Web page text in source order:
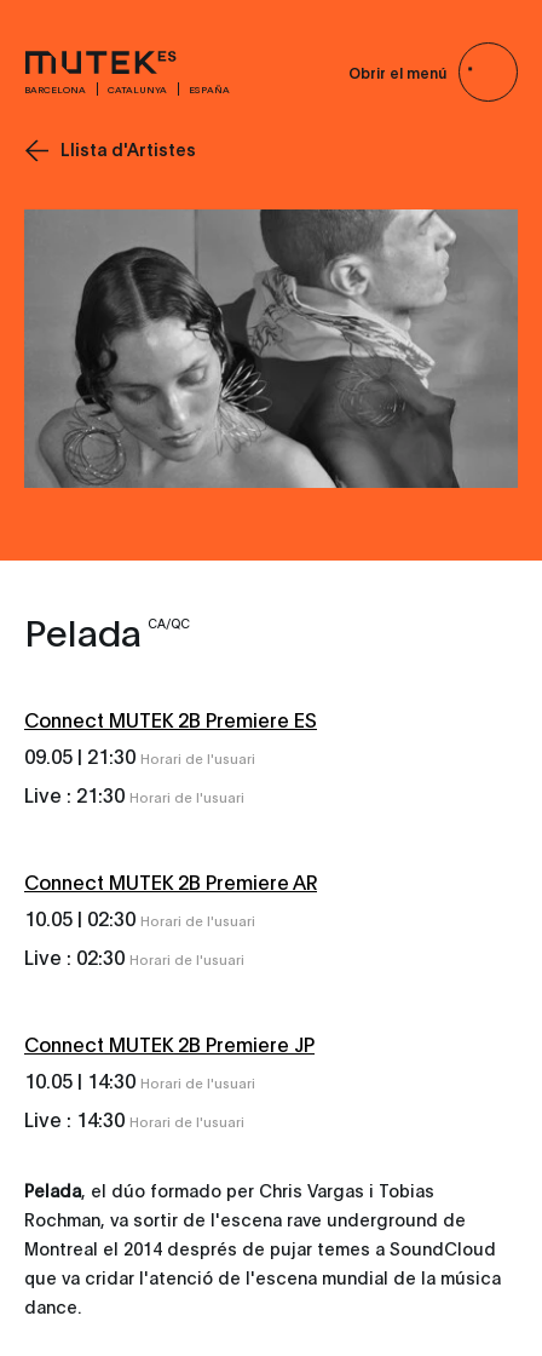
BARCELONA CATALUNYA ESPAÑA
Obrir el menú
Llista d'Artistes
Pelada CA/QC
Connect MUTEK 2B Premiere ES
09.05 | 21:30 Horari de l'usuari
Live : 21:30 Horari de l'usuari
Connect MUTEK 2B Premiere AR
10.05 | 02:30 Horari de l'usuari
Live : 02:30 Horari de l'usuari
Connect MUTEK 2B Premiere JP
10.05 | 14:30 Horari de l'usuari
Live : 14:30 Horari de l'usuari
Pelada, el dúo formado per Chris Vargas i Tobias
Rochman, va sortir de l'escena rave underground de
Montreal el 2014 després de pujar temes a SoundCloud
que va cridar l'atenció de l'escena mundial de la música
dance.